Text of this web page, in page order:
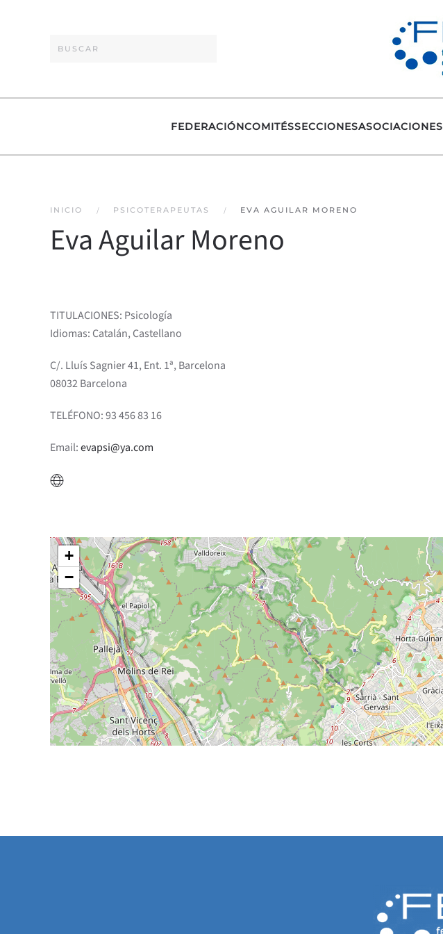
FEDERACIÓNCOMITÉSSECCIONESASOCIACIONES
INICIO PSICOTERAPEUTAS EVA AGUILAR MORENO
Eva Aguilar Moreno
TITULACIONES: Psicología
Idiomas: Catalán, Castellano
C/. Lluís Sagnier 41, Ent. 1ª, Barcelona
08032 Barcelona
TELÉFONO: 93 456 83 16
Email:evapsi@ya.com
+
−